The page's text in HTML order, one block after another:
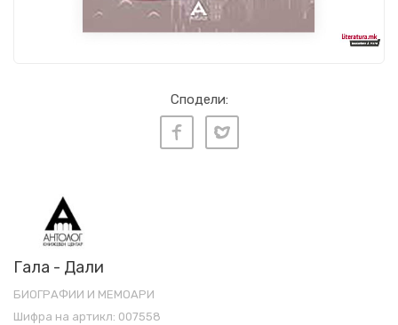
Сподели:
Гала - Дали
БИОГРАФИИ И МЕМОАРИ
Шифра на артикл: 007558